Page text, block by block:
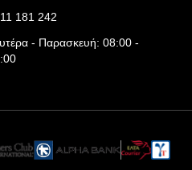
181 242
- Παρασκευή: 08:00 -